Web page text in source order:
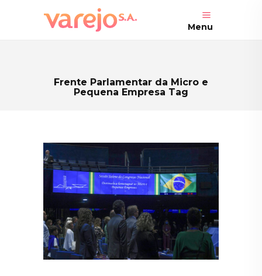
Menu
Frente Parlamentar da Micro e
Pequena Empresa Tag